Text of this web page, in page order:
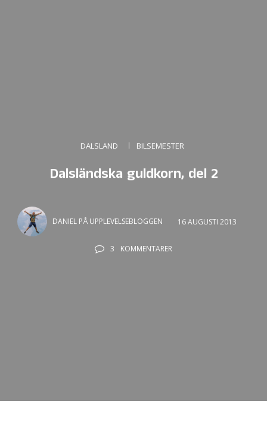
DALSLAND BILSEMESTER
Dalsländska guldkorn, del 2
DANIEL PÅ UPPLEVELSEBLOGGEN 16 AUGUSTI 2013
3 KOMMENTARER